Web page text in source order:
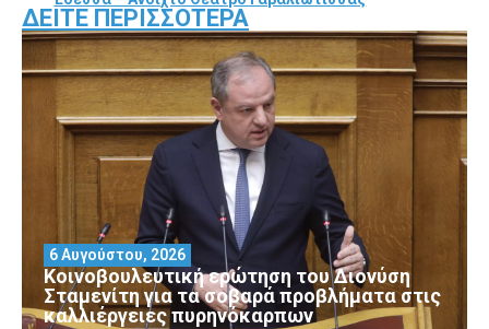
ΔΕΊΤΕ ΠΕΡΙΣΣΌΤΕΡΑ
Κοινοβουλευτική ερώτηση του Διονύση
Σταμενίτη για τα σοβαρά προβλήματα στις
καλλιέργειες πυρηνόκαρπων
6 Αυγούστου, 2026